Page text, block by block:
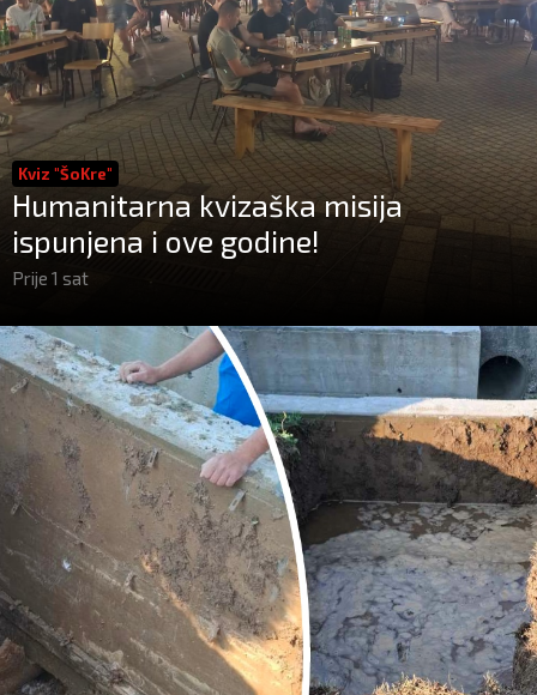
Kviz "ŠoKre"
Humanitarna kvizaška misija
ispunjena i ove godine!
Prije 1 sat